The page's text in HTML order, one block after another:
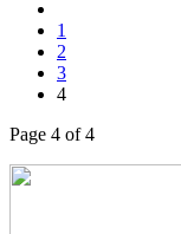
1
2
3
4
Page 4 of 4